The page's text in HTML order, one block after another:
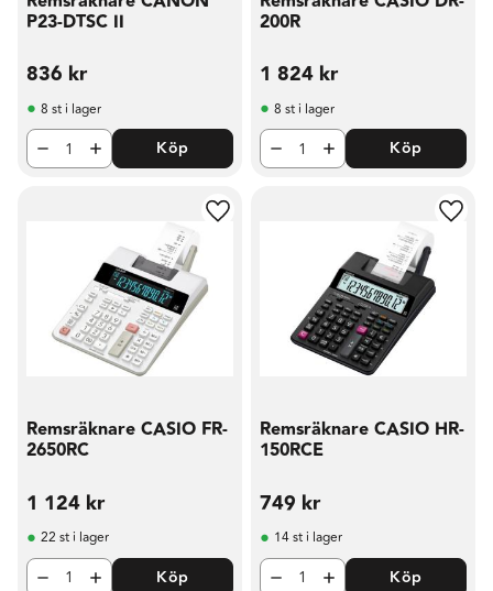
P23-DTSC II
836 kr
8 st i lager
Köp
200R
1 824 kr
8 st i lager
Köp
Remsräknare CASIO FR-
2650RC
1 124 kr
Lägg till i favoriter
22 st i lager
Köp
Remsräknare CASIO HR-
150RCE
749 kr
14 st i lager
Köp